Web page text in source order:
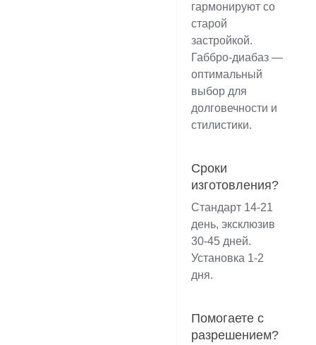
гармонируют со
старой
застройкой.
Габбро-диабаз —
оптимальный
выбор для
долговечности и
стилистики.
Сроки
изготовления?
Стандарт 14-21
день, эксклюзив
30-45 дней.
Установка 1-2
дня.
Помогаете с
разрешением?